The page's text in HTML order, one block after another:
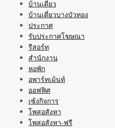
บ้านเดี่ยว
บ้านเดี่ยวบางบัวทอง
ประกาศ
รับประกาศโฆษณา
รีสอร์ท
สำนักงาน
หอพัก
อพาร์ทเม้นท์
ออฟฟิศ
เซ้งกิจการ
โพสอสังหา
โพสอสังหา-ฟรี